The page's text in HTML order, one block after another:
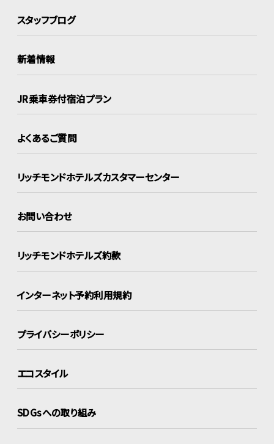
スタッフブログ
新着情報
JR乗車券付宿泊プラン
よくあるご質問
リッチモンドホテルズカスタマーセンター
お問い合わせ
リッチモンドホテルズ約款
インターネット予約利用規約
プライバシーポリシー
エコスタイル
SDGsへの取り組み